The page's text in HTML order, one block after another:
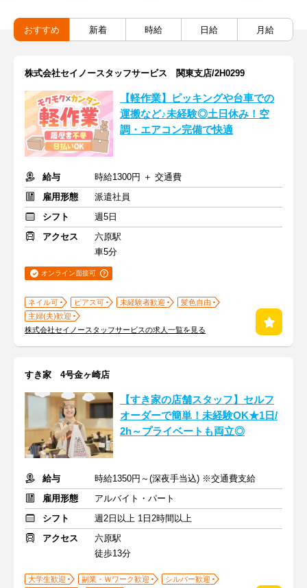
おすすめ 新着 時給 日給 月給
株式会社セイノースタッフサービス 関東支店/2H0299
【軽作業】ピッキングや台車での
運搬など♪未経験◎土日休み！空
調・エアコン完備で快適
給与
時給1300円 ＋ 交通費
雇用形態
派遣社員
シフト
週5日
アクセス
六原駅
車5分
オンライン面接可
ネイル可 ピアス可 未経験者歓迎
髪色自由
主婦(夫)歓迎
株式会社セイノースタッフサービスの求人一覧を見る
すき家 4号金ヶ崎店
【すき家の店舗スタッフ】セルフ
オーダーで簡単！未経験OK★1日/
2h～プライベートも両立◎
給与
時給1350円～(深夜手当込) ※交通費支給
雇用形態
アルバイト・パート
シフト
週2日以上 1日2時間以上
アクセス
六原駅
徒歩13分
大学生歓迎 副業・Ｗワーク歓迎
シルバー歓迎